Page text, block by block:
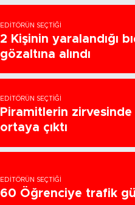
EDITÖRÜN SEÇTIĞI
2 Kişinin yaralandığı
gözaltına alındı
EDITÖRÜN SEÇTIĞI
Piramitlerin zirvesinde
ortaya çıktı
EDITÖRÜN SEÇTIĞI
60 Öğrenciye trafik